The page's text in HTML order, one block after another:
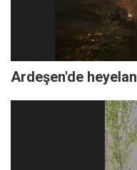
Ardeşen'de heyelan